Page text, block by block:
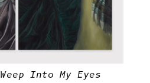
Weep Into My Eyes